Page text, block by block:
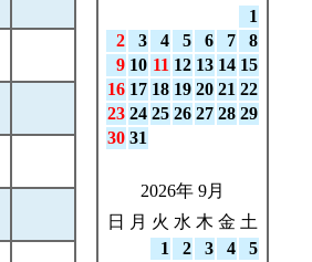
1
2
3 4 5 6 7
8
9 10 11 12 13 14 15
16 17 18 19 20 21 22
23 24 25 26 27 28 29
30 31
2026年 9月
日
月 火 水 木 金 土
1
2 3 4
5